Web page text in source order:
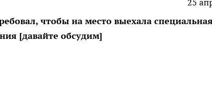
чтобы на место выехала
[давайте обсудим]